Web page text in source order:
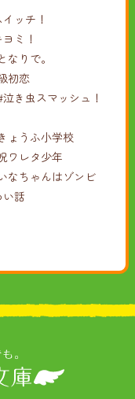
ッチ！
ミ！
なりで。
初恋
泣き虫スマッシュ！
ょうふ小学校
ワレタ少年
なちゃんはゾンビ
話